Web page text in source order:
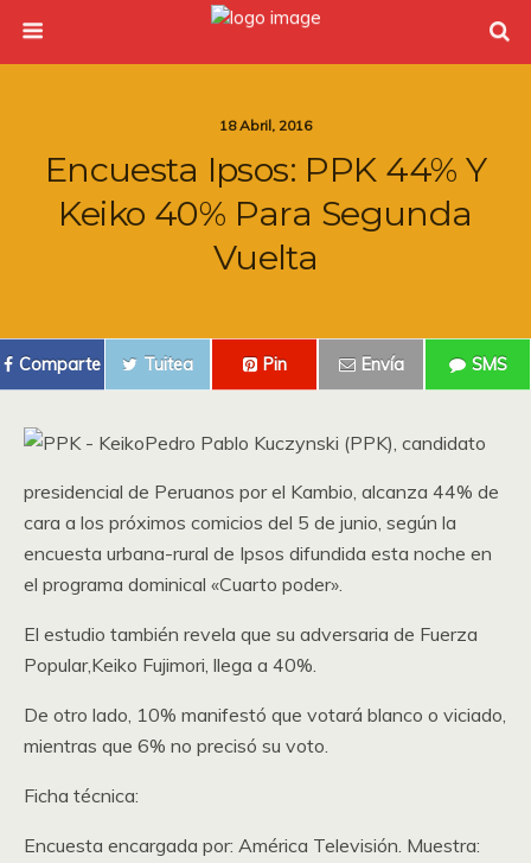
18 Abril, 2016
Encuesta Ipsos: PPK 44% Y
Keiko 40% Para Segunda
Vuelta
Comparte Tuitea Pin Envía SMS
Pedro Pablo Kuczynski (PPK), candidato
presidencial de Peruanos por el Kambio, alcanza 44% de
cara a los próximos comicios del 5 de junio, según la
encuesta urbana-rural de Ipsos difundida esta noche en
el programa dominical «Cuarto poder».
El estudio también revela que su adversaria de Fuerza
Popular,Keiko Fujimori, llega a 40%.
De otro lado, 10% manifestó que votará blanco o viciado,
mientras que 6% no precisó su voto.
Ficha técnica:
Encuesta encargada por: América Televisión. Muestra: